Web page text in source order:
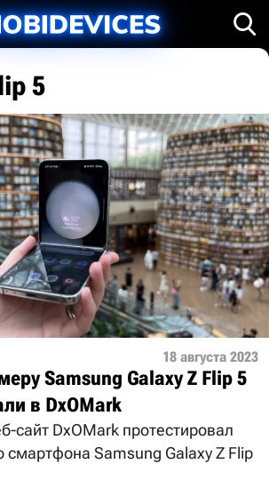
5
18 августа 2023
Samsung Galaxy Z Flip 5
в DxOMark
сайт DxOMark протестировал
смартфона Samsung Galaxy Z Flip